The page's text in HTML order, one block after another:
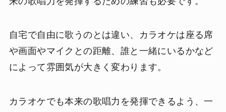
自宅で自由に歌うのとは違い、カラオケは座る席
や画面やマイクとの距離、誰と一緒にいるかなど
によって雰囲気が大きく変わります。
カラオケでも本来の歌唱力を発揮できるよう、一